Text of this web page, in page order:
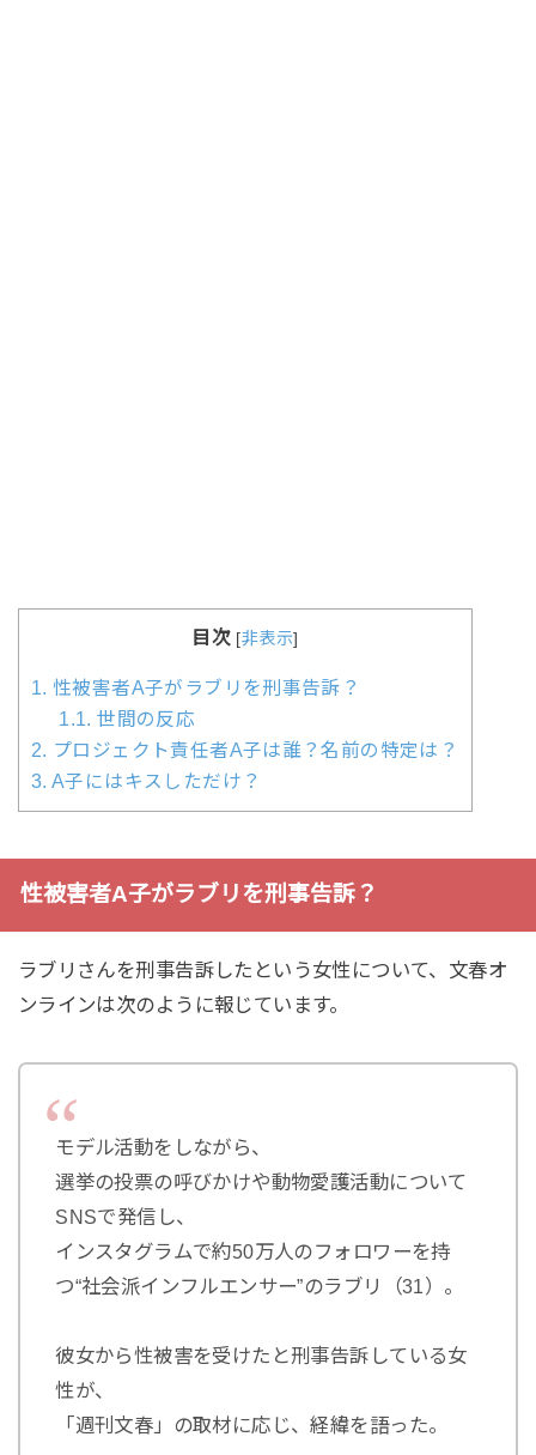
目次 [非表示]
1. 性被害者A子がラブリを刑事告訴？
1.1. 世間の反応
2. プロジェクト責任者A子は誰？名前の特定は？
3. A子にはキスしただけ？
性被害者A子がラブリを刑事告訴？
ラブリさんを刑事告訴したという女性について、文春オ
ンラインは次のように報じています。
モデル活動をしながら、
選挙の投票の呼びかけや動物愛護活動について
SNSで発信し、
インスタグラムで約50万人のフォロワーを持
つ“社会派インフルエンサー”のラブリ（31）。
彼女から性被害を受けたと刑事告訴している女
性が、
「週刊文春」の取材に応じ、経緯を語った。